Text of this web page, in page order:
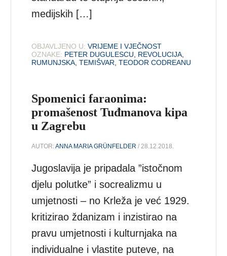
medijskih […]
OBJAVLJENO U: VRIJEME I VJEČNOST
OZNAKE: PETER DUGULESCU REVOLUCIJA
RUMUNJSKA ,TEMIŠVAR ,TEODOR CODREANU
Spomenici faraonima:
promašenost Tuđmanova kipa
u Zagrebu
AUTOR:ANNA MARIA GRÜNFELDER / 28.12.2018.
Jugoslavija je pripadala ”istočnom
djelu polutke” i socrealizmu u
umjetnosti – no Krleža je već 1929.
kritizirao ždanizam i inzistirao na
pravu umjetnosti i kulturnjaka na
individualne i vlastite puteve, na